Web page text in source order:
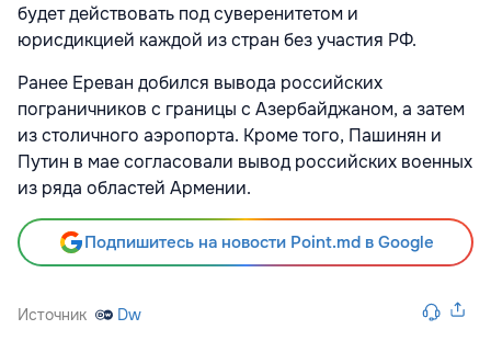
будет действовать под суверенитетом и
юрисдикцией каждой из стран без участия РФ.
Ранее Ереван добился вывода российских
пограничников с границы с Азербайджаном, а затем
из столичного аэропорта. Кроме того, Пашинян и
Путин в мае согласовали вывод российских военных
из ряда областей Армении.
Подпишитесь на новости Point.md в Google
Источник Dw